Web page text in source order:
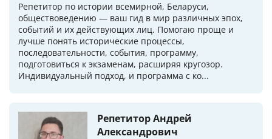
Репетитор по истории всемирной, Беларуси,
обществоведению — ваш гид в мир различных эпох,
событий и их действующих лиц. Помогаю проще и
лучше понять исторические процессы,
последовательности, события, программу,
подготовиться к экзаменам, расширяя кругозор.
Индивидуальный подход, и программа с ко...
Репетитор Андрей
Александрович